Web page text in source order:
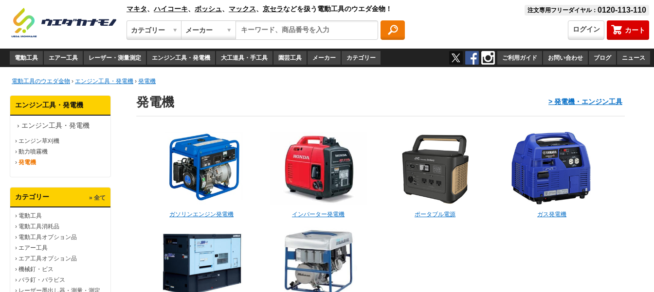
マキタ、ハイコーキ、 ボッシュ、 マックス、 京セラなどを扱う電動工具のウエダ金物！ 注文専用フリーダイヤル： 0120-113-110
カート
ログイン
電動工具 エアー工具 レーザー・測量測定 エンジン工具・発電機 大工道具・手工具 園芸工具 メーカー カテゴリー ご利用ガイド お問い合わせ ブログ ニュース
電動工具のウエダ金物 › エンジン工具・発電機 › 発電機
エンジン工具・発電機
› エンジン工具・発電機
› エンジン草刈機
› 動力噴霧機
› 発電機
カテゴリー » 全て
› 電動工具
› 電動工具消耗品
› 電動工具オプション品
› エアー工具
› エア工具オプション品
› 機械釘・ビス
› バラ釘・バラビス
› レーザー墨出し器・測量・測定
発電機 > 発電機・エンジン工具
ガソリンエンジン発電機 インバーター発電機 ポータブル電源 ガス発電機